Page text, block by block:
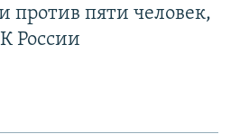
против пяти человек,
России